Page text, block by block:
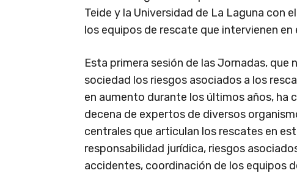
Teide y la Universidad de La Laguna con
los equipos de rescate que intervienen
Esta primera sesión de las Jornadas, que
sociedad los riesgos asociados a los
en aumento durante los últimos años, ha
decena de expertos de diversos
centrales que articulan los rescates en
responsabilidad jurídica, riesgos
accidentes, coordinación de los equipos